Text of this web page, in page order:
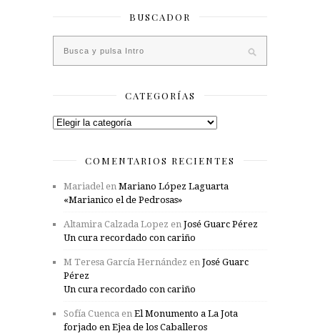
BUSCADOR
CATEGORÍAS
Categorías
COMENTARIOS RECIENTES
Mariadel en Mariano López Laguarta
«Marianico el de Pedrosas»
Altamira Calzada Lopez en José Guarc Pérez
Un cura recordado con cariño
M Teresa García Hernández en José Guarc
Pérez
Un cura recordado con cariño
Sofía Cuenca en El Monumento a La Jota
forjado en Ejea de los Caballeros